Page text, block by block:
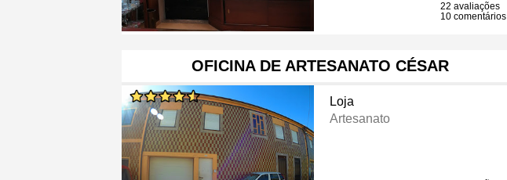
22 avaliações
10 comentários
OFICINA DE ARTESANATO CÉSAR
Loja
Artesanato